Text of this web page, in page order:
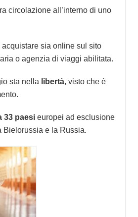
circolazione all’interno di uno
acquistare sia online sul sito
o agenzia di viaggi abilitata.
sta nella libertà, visto che è
33 paesieuropei ad esclusione
Bielorussia e la Russia.